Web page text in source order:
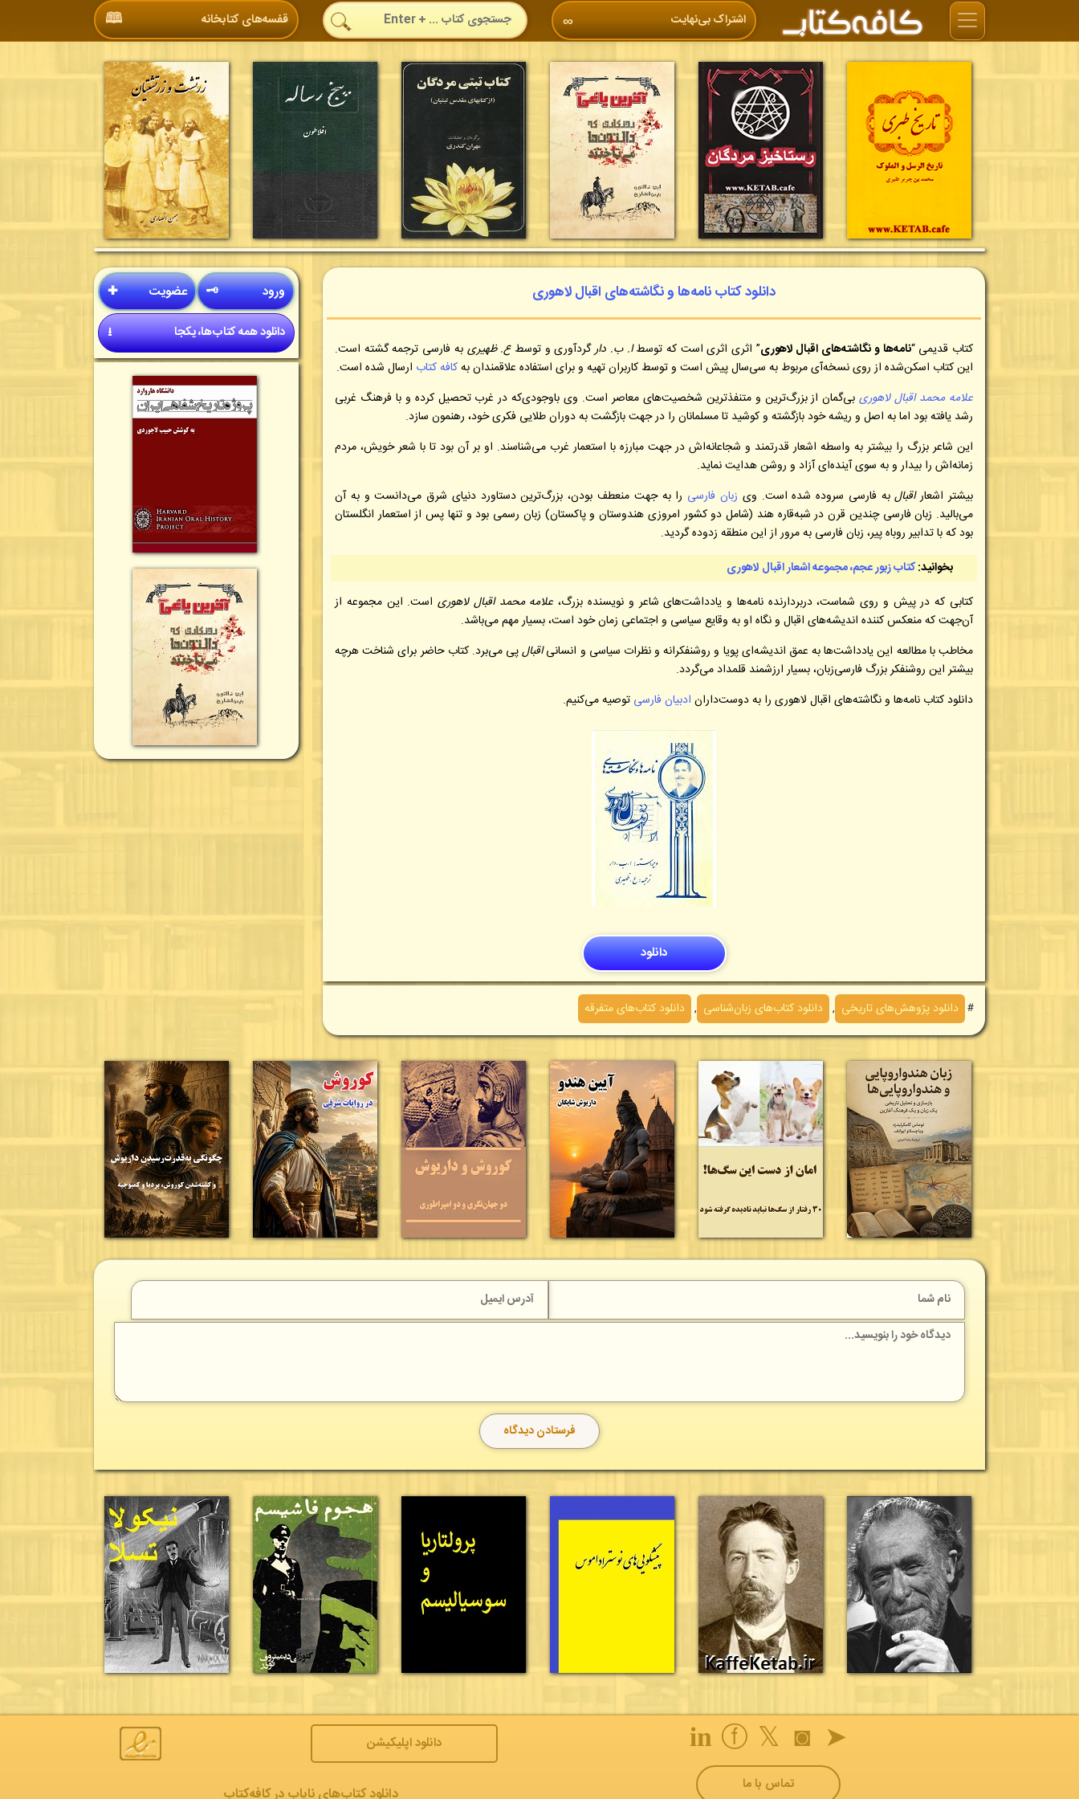
∞ اشتراک بی‌نهایت قفسه‌های کتابخانه 🕮
دانلود کتاب نامه‌ها و نگاشته‌های اقبال لاهوری
کتاب قدیمی “نامه‌ها و نگاشته‌های اقبال لاهوری” اثری اثری است که توسطا. ب. دارگردآوری و توسطع. ظهیری به فارسی ترجمه گشته است.
این کتاب اسکن‌شده از روی نسخه‌آی مربوط به سی‌سال پیش است و توسط کاربران تهیه و برای استفاده علاقمندان بهکافه کتاب ارسال شده است.
علامه محمد اقبال لاهوریبی‌گمان از بزرگ‌ترین و متنفذترین شخصیت‌های معاصر است. وی باوجودی‌که در غرب تحصیل کرده و با فرهنگ غربی
رشد یافته بود اما به اصل و ریشه خود بازگشته و کوشید تا مسلمانان را در جهت بازگشت به دوران طلایی فکری خود، رهنمون سازد.
این شاعر بزرگ را بیشتر به واسطه اشعار قدرتمند و شجاعانه‌اش در جهت مبارزه با استعمار غرب می‌شناسند. او بر آن بود تا با شعر خویش، مردم
زمانه‌اش را بیدار و به سوی آینده‌ای آزاد و روشن هدایت نماید.
بیشتر اشعاراقبالبه فارسی سروده شده است. وی زبان فارسی را به جهت منعطف بودن، بزرگ‌ترین دستاورد دنیای شرق می‌دانست و به آن
می‌بالید. زبان فارسی چندین قرن در شبه‌قاره هند (شامل دو کشور امروزی هندوستان و پاکستان) زبان رسمی بود و تنها پس از استعمار انگلستان
بود که با تدابیر روباه پیر، زبان فارسی به مرور از این منطقه زدوده گردید.
بخوانید:کتاب زبور عجم، مجموعه اشعار اقبال لاهوری
کتابی که در پیش و روی شماست، دربردارنده نامه‌ها و یادداشت‌های شاعر و نویسنده بزرگ، علامه محمد اقبال لاهوریاست. این مجموعه از
آن‌جهت که منعکس کننده اندیشه‌‌های اقبال و نگاه او به وقایع سیاسی و اجتماعی زمان خود است، بسیار مهم می‌باشد.
مخاطب با مطالعه این یادداشت‌ها به عمق اندیشه‌ای پویا و روشنفکرانه و نظرات سیاسی و انسانیاقبالپی می‌برد. کتاب حاضر برای شناخت هرچه
بیشتر این روشنفکر بزرگ فارسی‌زبان، بسیار ارزشمند قلمداد می‌گردد.
دانلود کتاب نامه‌ها و نگاشته‌های اقبال لاهوری را به دوست‌داران ادبیان فارسی توصیهمی‌کنیم.
دانلود
＃ دانلود پژوهش‌های تاريخی , دانلود کتاب‌های زبان‌شناسی , دانلود کتاب‌های متفرقه
🗝 ورود ✚ عضویت
⭳ دانلود همه کتاب‌ها، یکجا
➤
◙
𝕏
ⓕ
𝐢𝐧
تماس با ما
دانلود اپلیکیشن
دانلود کتاب‌های نایاب در کافه‌کتاب